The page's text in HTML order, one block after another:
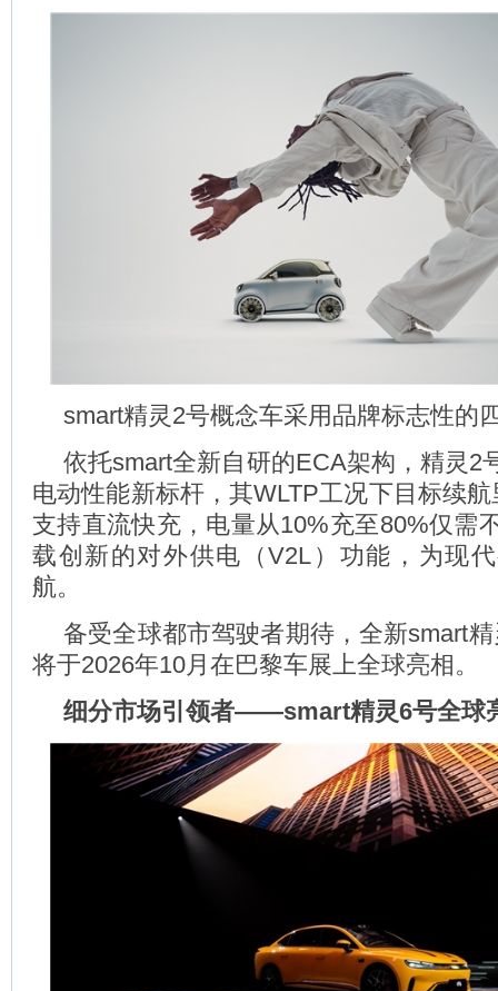
smart精灵2号概念车采用品牌标志性的
依托smart全新自研的ECA架构，精灵2
电动性能新标杆，其WLTP工况下目标续
支持直流快充，电量从10%充至80%仅需
载创新的对外供电（V2L）功能，为现
航。
备受全球都市驾驶者期待，全新smart
将于2026年10月在巴黎车展上全球亮相。
细分市场引领者——smart精灵6号全球